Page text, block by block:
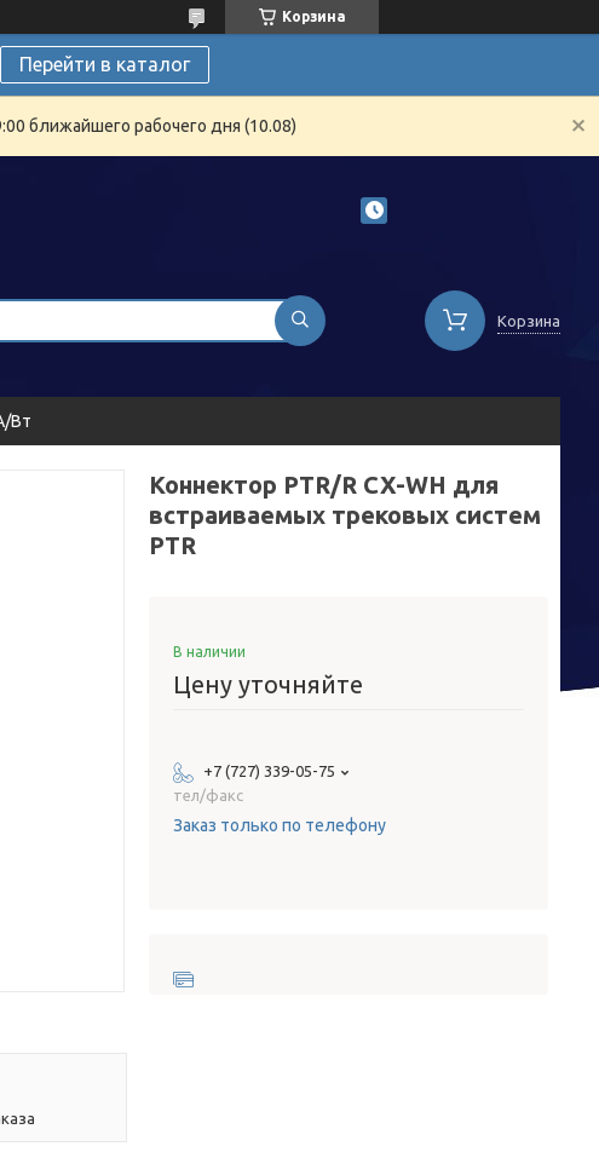
Корзина
Перейти в каталог
ближайшего рабочего дня (10.08)
Корзина
Вт
Коннектор PTR/R CX-WH для
встраиваемых трековых систем
PTR
В наличии
Цену уточняйте
+7 (727) 339-05-75
тел/факс
Заказ только по телефону